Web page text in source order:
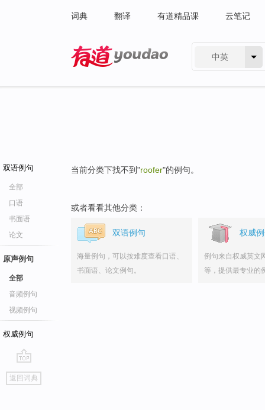
词典 翻译 有道精品课 云笔记
中英
双语例句
全部
口语
书面语
论文
原声例句
全部
音频例句
视频例句
权威例句
go
top
返回词典
当前分类下找不到"roofer"的例句。
或者看看其他分类：
双语例句
海量例句，可以按难度查看口语、
书面语、论文例句。
权威
例句来自权威英文
等，提供最专业的